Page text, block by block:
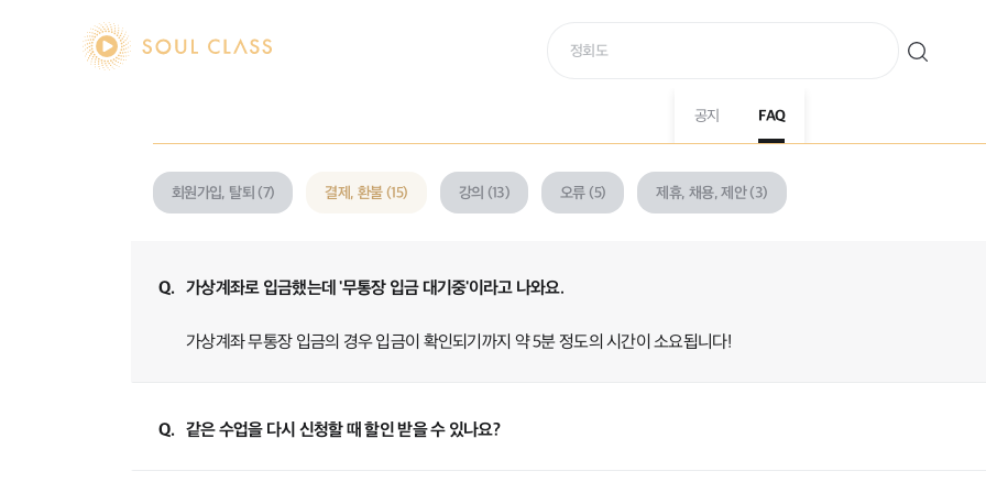
soul class
공지 FAQ
회원가입, 탈퇴 (7) 결제, 환불 (15) 강의 (13) 오류 (5) 제휴, 채용, 제안 (3)
Q. 가상계좌로 입금했는데 '무통장 입금 대기중'이라고 나와요.
가상계좌 무통장 입금의 경우 입금이 확인되기까지 약 5분 정도의 시간이 소요됩니다!
Q. 같은 수업을 다시 신청할 때 할인 받을 수 있나요?